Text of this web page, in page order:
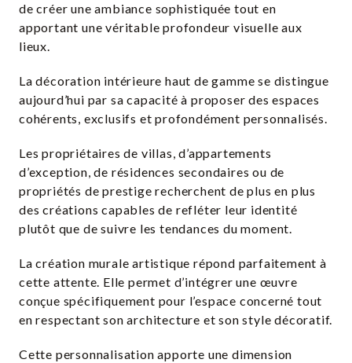
de créer une ambiance sophistiquée tout en
apportant une véritable profondeur visuelle aux
lieux.
La décoration intérieure haut de gamme se distingue
aujourd’hui par sa capacité à proposer des espaces
cohérents, exclusifs et profondément personnalisés.
Les propriétaires de villas, d’appartements
d’exception, de résidences secondaires ou de
propriétés de prestige recherchent de plus en plus
des créations capables de refléter leur identité
plutôt que de suivre les tendances du moment.
La création murale artistique répond parfaitement à
cette attente. Elle permet d’intégrer une œuvre
conçue spécifiquement pour l’espace concerné tout
en respectant son architecture et son style décoratif.
Cette personnalisation apporte une dimension